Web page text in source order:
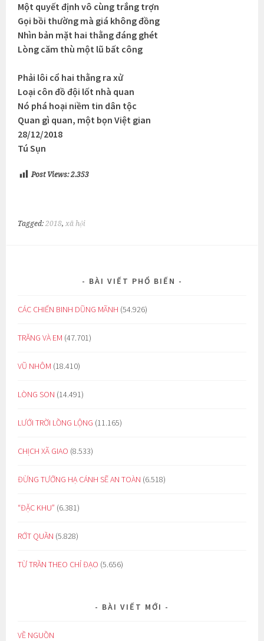
Một quyết định vô cùng trắng trợn
Gọi bồi thường mà giá không đồng
Nhìn bản mặt hai thằng đáng ghét
Lòng căm thù một lũ bất công
Phải lôi cổ hai thằng ra xử
Loại côn đồ đội lốt nhà quan
Nó phá hoại niềm tin dân tộc
Quan gì quan, một bọn Việt gian
28/12/2018
Tú Sụn
Post Views: 2.353
Tagged:2018,xã hội
BÀI VIẾT PHỔ BIẾN
CÁC CHIẾN BINH DŨNG MÃNH (54.926)
TRĂNG VÀ EM (47.701)
VŨ NHÔM (18.410)
LÒNG SON (14.491)
LƯỚI TRỜI LỒNG LỘNG (11.165)
CHỊCH XÃ GIAO (8.533)
ĐỪNG TƯỞNG HẠ CÁNH SẼ AN TOÀN (6.518)
“ĐẶC KHU” (6.381)
RỚT QUẦN (5.828)
TỪ TRẦN THEO CHỈ ĐẠO (5.656)
BÀI VIẾT MỚI
VỀ NGUỒN